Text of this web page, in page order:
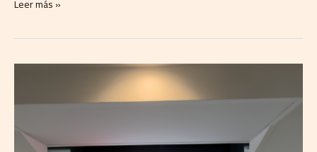
Leer más »
Agapea
en